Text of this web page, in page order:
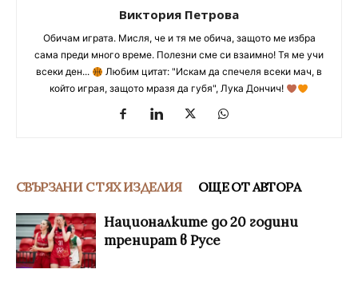
Виктория Петрова
Обичам играта. Мисля, че и тя ме обича, защото ме избра
сама преди много време. Полезни сме си взаимно! Тя ме учи
всеки ден...
Любим цитат: "Искам да спечеля всеки мач, в
който играя, защото мразя да губя", Лука Дончич!
СВЪРЗАНИ С ТЯХ ИЗДЕЛИЯ ОЩЕ ОТ АВТОРА
Националките до 20 години
тренират в Русе